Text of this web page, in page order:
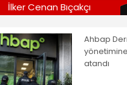
İlker Cenan Bıçakçı
Ahbap
atandı